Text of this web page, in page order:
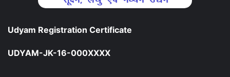
Udyam Registration Certificate
UDYAM-JK-16-000XXXX